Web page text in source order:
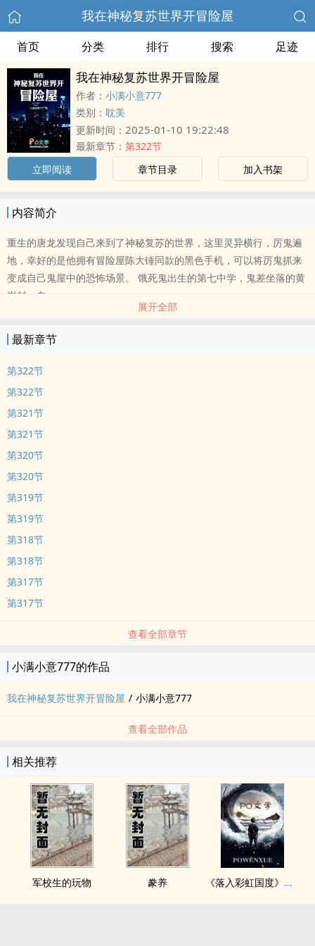
我在神秘复苏世界开冒险屋
首页 分类 排行 搜索 足迹
我在神秘复苏世界开冒险屋
作者： 小满小意777
类别： 耽美
更新时间： 2025-01-10 19:22:48
最新章节： 第322节
立即阅读
章节目录 加入书架
内容简介
重生的唐龙发现自己来到了神秘复苏的世界，这里灵异横行，厉鬼遍
地，幸好的是他拥有冒险屋陈大锤同款的黑色手机，可以将厉鬼抓来
变成自己鬼屋中的恐怖场景。 饿死鬼出生的第七中学，鬼差坐落的黄
岗村、自
展开全部
最新章节
第322节
第322节
第321节
第321节
第320节
第320节
第319节
第319节
第318节
第318节
第317节
第317节
查看全部章节
小满小意777的作品
我在神秘复苏世界开冒险屋 / 小满小意777
查看全部作品
相关推荐
军校生的玩物 豢养 《落入彩虹国度》穿越+西幻+言情